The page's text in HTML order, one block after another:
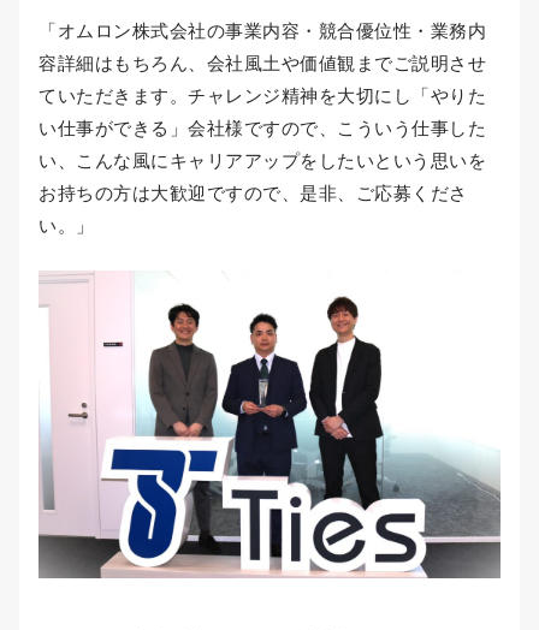
「オムロン株式会社の事業内容・競合優位性・業務内
容詳細はもちろん、会社風土や価値観までご説明させ
ていただきます。チャレンジ精神を大切にし「やりた
い仕事ができる」会社様ですので、こういう仕事した
い、こんな風にキャリアアップをしたいという思いを
お持ちの方は大歓迎ですので、是非、ご応募くださ
い。」